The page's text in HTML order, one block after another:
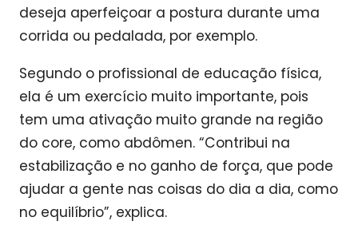
deseja aperfeiçoar a postura durante uma
corrida ou pedalada, por exemplo.
Segundo o profissional de educação física,
ela é um exercício muito importante, pois
tem uma ativação muito grande na região
do core, como abdômen. “Contribui na
estabilização e no ganho de força, que pode
ajudar a gente nas coisas do dia a dia, como
no equilíbrio”, explica.